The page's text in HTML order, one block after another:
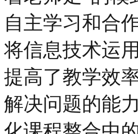
自主学习和合
将信息技术运
提高了教学效
解决问题的能